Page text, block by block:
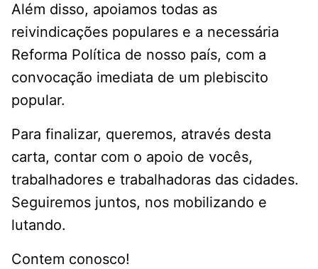
Além disso, apoiamos todas as
reivindicações populares e a necessária
Reforma Política de nosso país, com a
convocação imediata de um plebiscito
popular.
Para finalizar, queremos, através desta
carta, contar com o apoio de vocês,
trabalhadores e trabalhadoras das cidades.
Seguiremos juntos, nos mobilizando e
lutando.
Contem conosco!